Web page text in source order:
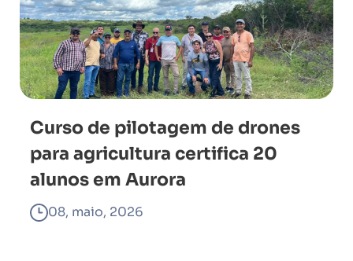
Curso de pilotagem de drones
para agricultura certifica 20
alunos em Aurora
08, maio, 2026